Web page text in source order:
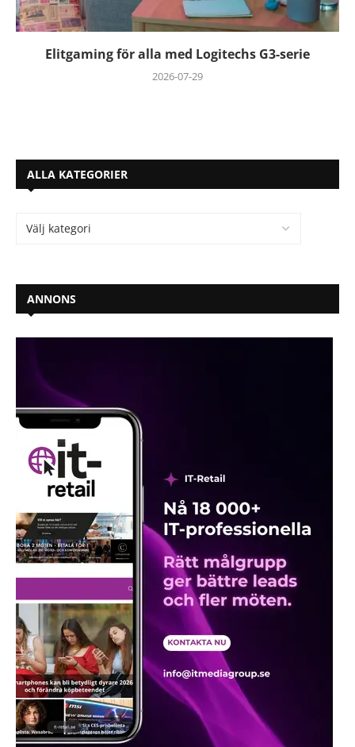
Elitgaming för alla med Logitechs G3-serie
2026-07-29
ALLA KATEGORIER
ANNONS